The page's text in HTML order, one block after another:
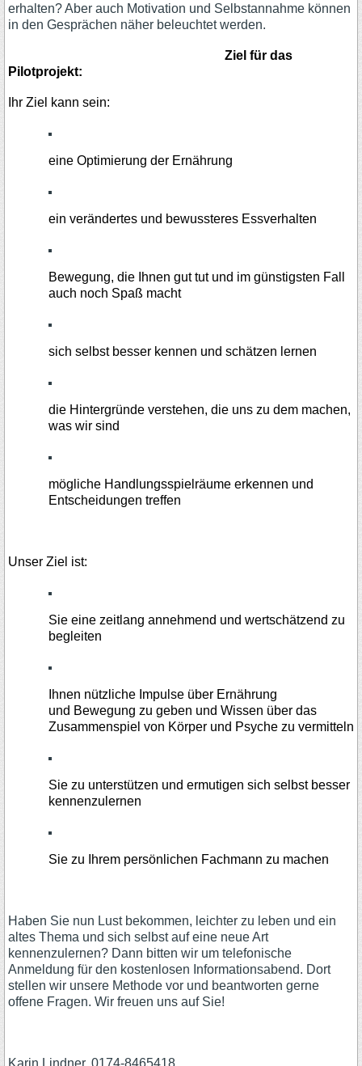
erhalten? Aber auch Motivation und Selbstannahme können
in den Gesprächen näher beleuchtet werden.
Ziel für das
Pilotprojekt:
Ihr Ziel kann sein:
eine Optimierung der Ernährung
ein verändertes und bewussteres Essverhalten
Bewegung, die Ihnen gut tut und im günstigsten Fall
auch noch Spaß macht
sich selbst besser kennen und schätzen lernen
die Hintergründe verstehen, die uns zu dem machen,
was wir sind
mögliche Handlungsspielräume erkennen und
Entscheidungen treffen
Unser Ziel ist:
Sie eine zeitlang annehmend und wertschätzend zu
begleiten
Ihnen nützliche Impulse über Ernährung
und Bewegung zu geben und Wissen über das
Zusammenspiel von Körper und Psyche zu vermitteln
Sie zu unterstützen und ermutigen sich selbst besser
kennenzulernen
Sie zu Ihrem persönlichen Fachmann zu machen
Haben Sie nun Lust bekommen, leichter zu leben und ein
altes Thema und sich selbst auf eine neue Art
kennenzulernen? Dann bitten wir um telefonische
Anmeldung für den kostenlosen Informationsabend. Dort
stellen wir unsere Methode vor und beantworten gerne
offene Fragen. Wir freuen uns auf Sie!
Karin Lindner, 0174-8465418